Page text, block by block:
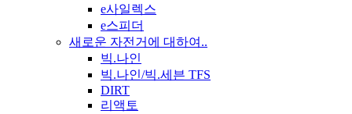
e사일렉스
e스피더
새로운 자전거에 대하여..
빅.나인
빅.나인/빅.세븐 TFS
DIRT
리액토